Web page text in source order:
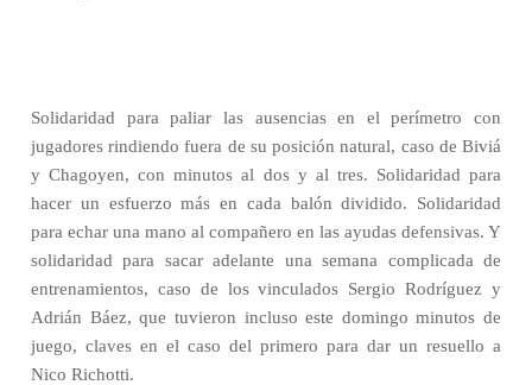
Solidaridad para paliar las ausencias en el perímetro con
jugadores rindiendo fuera de su posición natural, caso de Biviá
y Chagoyen, con minutos al dos y al tres. Solidaridad para
hacer un esfuerzo más en cada balón dividido. Solidaridad
para echar una mano al compañero en las ayudas defensivas. Y
solidaridad para sacar adelante una semana complicada de
entrenamientos, caso de los vinculados Sergio Rodríguez y
Adrián Báez, que tuvieron incluso este domingo minutos de
juego, claves en el caso del primero para dar un resuello a
Nico Richotti.